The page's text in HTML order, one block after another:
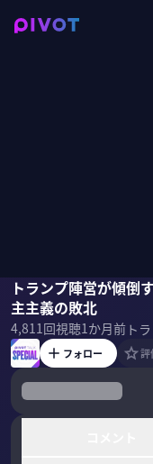
トランプ陣営が傾倒
主主義の敗北
4,811回視聴1か月前
加藤喜之カーティス
フォロー 評